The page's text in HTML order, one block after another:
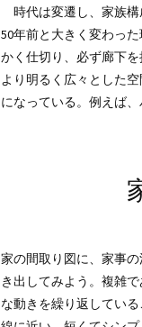
時代は変遷し、家族構
50年前と大きく変わっ
かく仕切り、必ず廊下を
より明るく広々とした
になっている。例えば
家の間取り図に、家事
き出してみよう。複雑
な動きを繰り返してい
トリー、キッチンを設
類の片付けでは、手洗
だ服のためのランドリ